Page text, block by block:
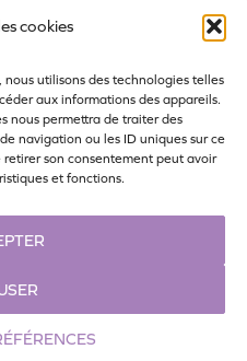
cookies
utilisons des technologies telles
aux informations des appareils.
nous permettra de traiter des
navigation ou les ID uniques sur ce
son consentement peut avoir
et fonctions.
Bénévoles
de confidentialité